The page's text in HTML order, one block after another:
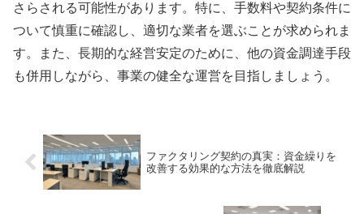
さらされる可能性があります。特に、手数料や契約条件に
ついて慎重に確認し、適切な業者を選ぶことが求められま
す。また、長期的な経営安定のために、他の資金調達手段
も併用しながら、事業の健全な運営を目指しましょう。
ファクタリング契約の真実：資金繰りを
改善する効果的な方法を徹底解説